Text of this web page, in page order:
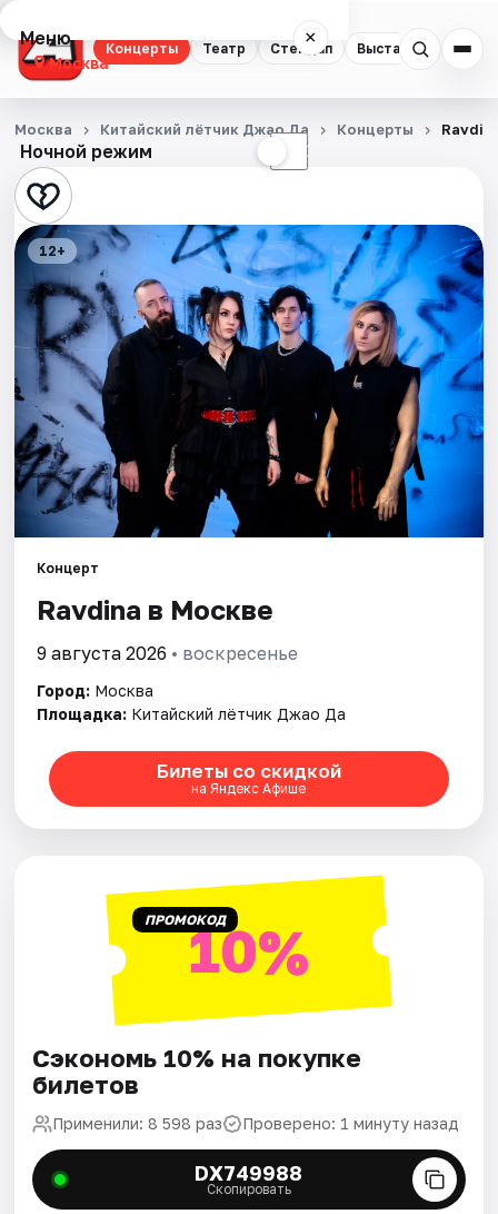
Концерты Театр Стендап Выставки
Меню ×
Москва
Концерты
Театр
Стендап
Выставки
Квесты
Экскурсии
Спорт
События
Площадки
Артисты
Рейтинги
Ночной режим ☾
Москва Китайский лётчик Джао Да Концерты
12+
Концерт
Ravdina в Москве
9 августа 2026 • воскресенье
Город: Москва
Площадка: Китайский лётчик Джао Да
Билеты со скидкой
на Яндекс Афише
ПРОМОКОД10%
Сэкономь 10% на покупке
билетов
Применили: 8 598 раз Проверено: 1 минуту назад
DX749988
Скопировать